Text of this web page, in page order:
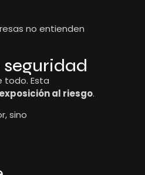
no entienden
todo. Esta
al riesgo.
sino